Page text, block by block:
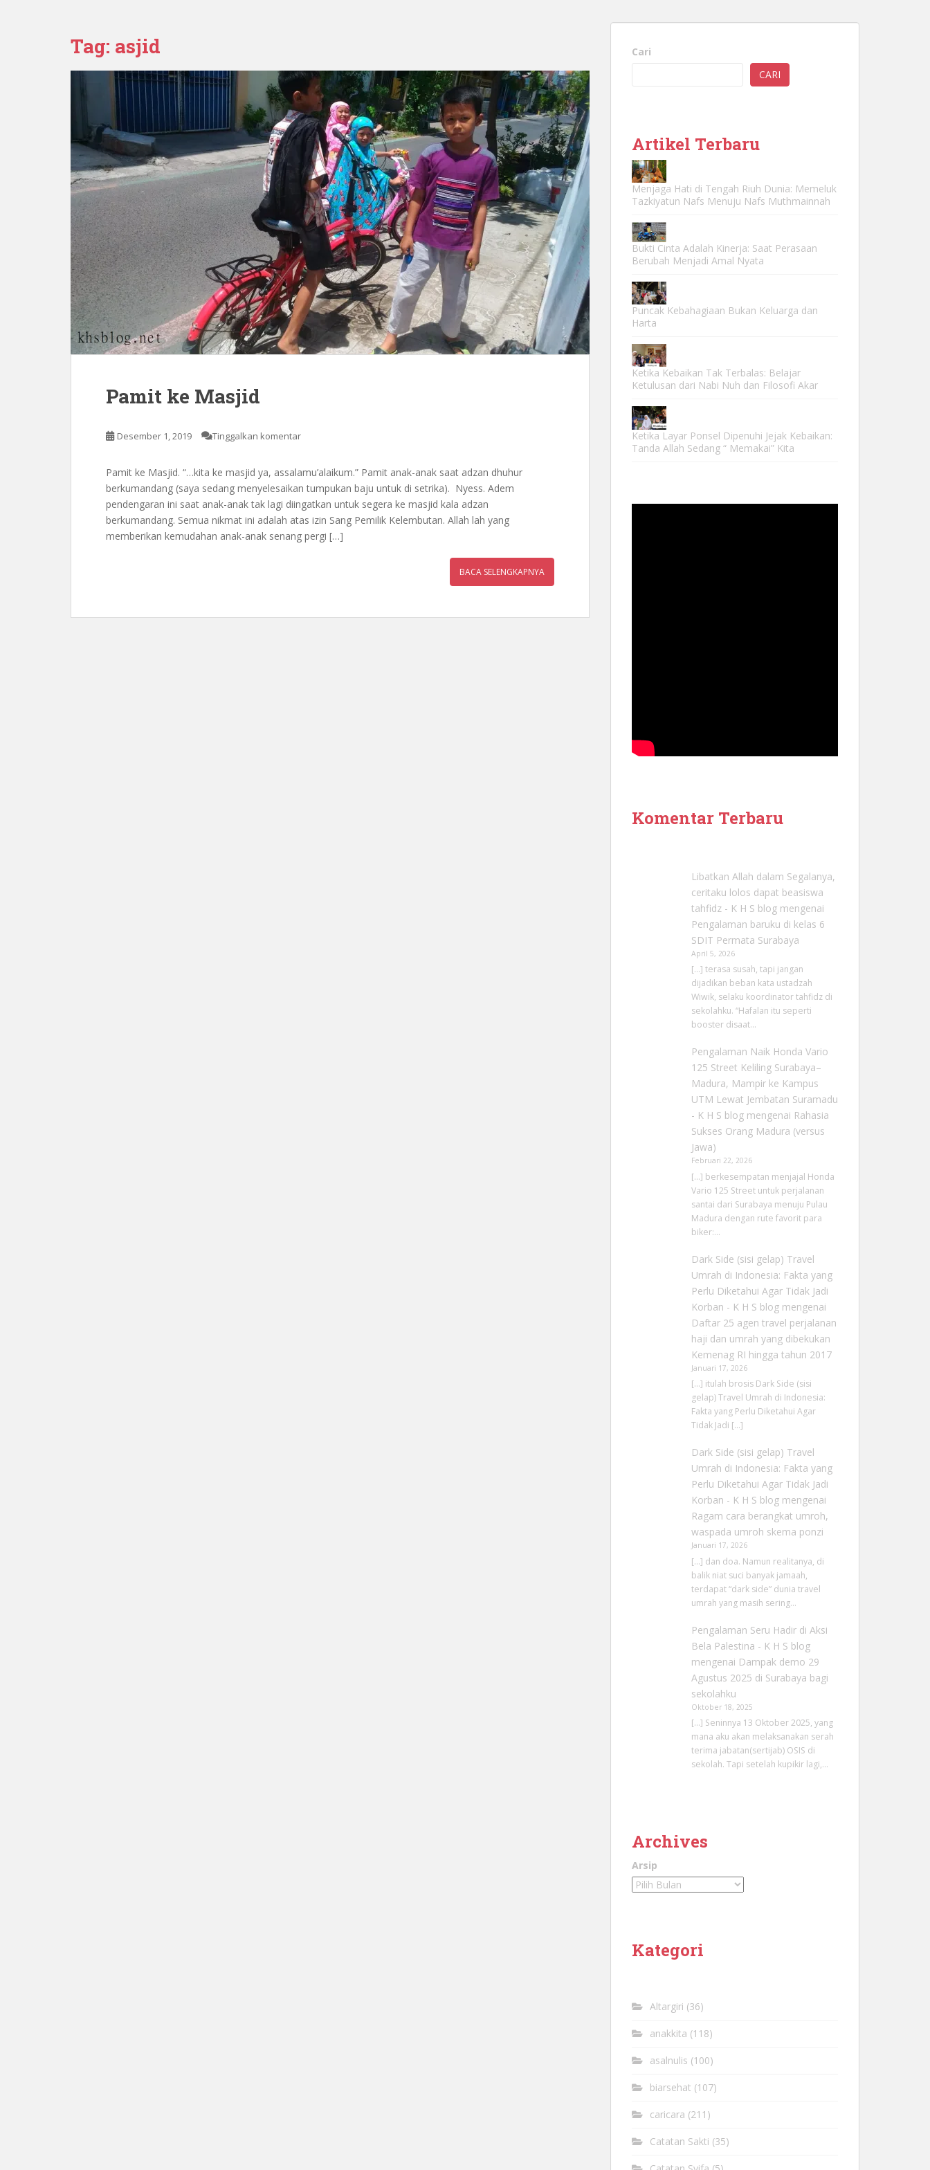
Tag: asjid
Pamit ke Masjid
Desember 1, 2019 Tinggalkan komentar
Pamit ke Masjid. “…kita ke masjid ya, assalamu’alaikum.” Pamit anak-anak saat adzan dhuhur
berkumandang (saya sedang menyelesaikan tumpukan baju untuk di setrika). Nyess. Adem
pendengaran ini saat anak-anak tak lagi diingatkan untuk segera ke masjid kala adzan
berkumandang. Semua nikmat ini adalah atas izin Sang Pemilik Kelembutan. Allah lah yang
memberikan kemudahan anak-anak senang pergi […]
BACA SELENGKAPNYA
Cari
CARI
Artikel Terbaru
Menjaga Hati di Tengah Riuh Dunia: Memeluk
Tazkiyatun Nafs Menuju Nafs Muthmainnah
Bukti Cinta Adalah Kinerja: Saat Perasaan
Berubah Menjadi Amal Nyata
Puncak Kebahagiaan Bukan Keluarga dan
Harta
Ketika Kebaikan Tak Terbalas: Belajar
Ketulusan dari Nabi Nuh dan Filosofi Akar
Ketika Layar Ponsel Dipenuhi Jejak Kebaikan:
Tanda Allah Sedang “ Memakai” Kita
Komentar Terbaru
Libatkan Allah dalam Segalanya,
ceritaku lolos dapat beasiswa
tahfidz - K H S blogmengenai
Pengalaman baruku di kelas 6
SDIT Permata Surabaya
April 5, 2026
[…] terasa susah, tapi jangan
dijadikan beban kata ustadzah
Wiwik, selaku koordinator tahfidz di
sekolahku. “Hafalan itu seperti
booster disaat…
Pengalaman Naik Honda Vario
125 Street Keliling Surabaya–
Madura, Mampir ke Kampus
UTM Lewat Jembatan Suramadu
- K H S blogmengenai Rahasia
Sukses Orang Madura (versus
Jawa)
Februari 22, 2026
[…] berkesempatan menjajal Honda
Vario 125 Street untuk perjalanan
santai dari Surabaya menuju Pulau
Madura dengan rute favorit para
biker:…
Dark Side (sisi gelap) Travel
Umrah di Indonesia: Fakta yang
Perlu Diketahui Agar Tidak Jadi
Korban - K H S blogmengenai
Daftar 25 agen travel perjalanan
haji dan umrah yang dibekukan
Kemenag RI hingga tahun 2017
Januari 17, 2026
[…] itulah brosis Dark Side (sisi
gelap) Travel Umrah di Indonesia:
Fakta yang Perlu Diketahui Agar
Tidak Jadi […]
Dark Side (sisi gelap) Travel
Umrah di Indonesia: Fakta yang
Perlu Diketahui Agar Tidak Jadi
Korban - K H S blogmengenai
Ragam cara berangkat umroh,
waspada umroh skema ponzi
Januari 17, 2026
[…] dan doa. Namun realitanya, di
balik niat suci banyak jamaah,
terdapat “dark side” dunia travel
umrah yang masih sering…
Pengalaman Seru Hadir di Aksi
Bela Palestina - K H S blog
mengenai Dampak demo 29
Agustus 2025 di Surabaya bagi
sekolahku
Oktober 18, 2025
[…] Seninnya 13 Oktober 2025, yang
mana aku akan melaksanakan serah
terima jabatan(sertijab) OSIS di
sekolah. Tapi setelah kupikir lagi,…
Archives
Arsip
Kategori
Altargiri (36)
anakkita (118)
asalnulis (100)
biarsehat (107)
caricara (211)
Catatan Sakti (35)